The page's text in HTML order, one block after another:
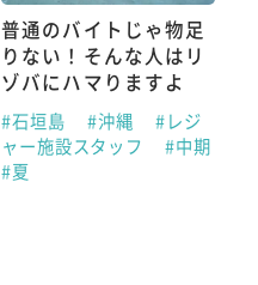
普通のバイトじゃ物足
りない！そんな人はリ
ゾバにハマりますよ
#石垣島 #沖縄
#レジ
ャー施設スタッフ
#中期
#夏